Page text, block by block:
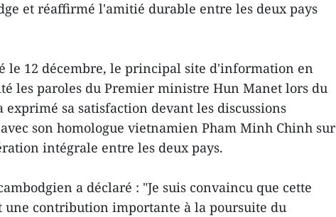
et réaffirmé l'amitié durable entre les deux pays
le 12 décembre, le principal site d'information en
les paroles du Premier ministre Hun Manet lors du
sa satisfaction devant les discussions
son homologue vietnamien Pham Minh Chinh sur
intégrale entre les deux pays.
a déclaré : "Je suis convaincu que cette
contribution importante à la poursuite du